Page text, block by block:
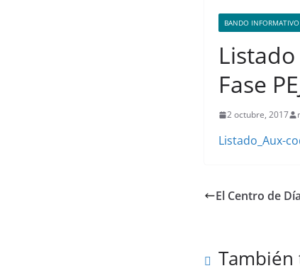
BANDO INFORMATIVO
Fase
2 octubre, 2017
Listado_Aux-
El Centro de